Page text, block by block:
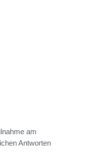
am
Antworten